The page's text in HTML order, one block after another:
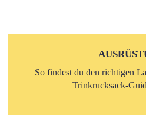
So findest du den richtigen
Trinkrucksack-